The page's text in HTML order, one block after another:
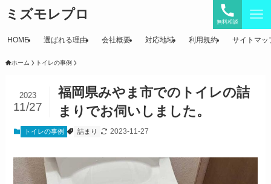
ミズモレプロ 無料相談
HOME 選ばれる理由 会社概要 対応地域 利用規約 サイトマッ
ホーム トイレの事例
福岡県みやま市でのトイレの詰
まりでお伺いしました。
2023
11/27
トイレの事例 詰まり 2023-11-27